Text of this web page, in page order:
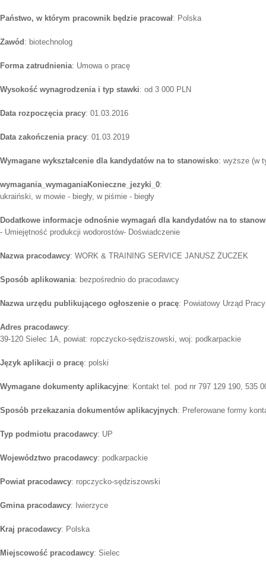
Państwo, w którym pracownik będzie pracował: Polska
Zawód : biotechnolog
Forma zatrudnienia: Umowa o pracę
Wysokość wynagrodzenia i typ stawki: od 3 000 PLN
Data rozpoczęcia pracy: 01.03.2016
Data zakończenia pracy: 01.03.2019
Wymagane wykształcenie dla kandydatów na to stanowisko: wyższe (w
wymagania_wymaganiaKonieczne_jezyki_0:
ukraiński, w mowie - biegły, w piśmie - biegły
Dodatkowe informacje odnośnie wymagań dla kandydatów na to
- Umiejętność produkcji wodorostów- Doświadczenie
Nazwa pracodawcy: WORK & TRAINING SERVICE JANUSZ ŻUCZEK
Sposób aplikowania: bezpośrednio do pracodawcy
Nazwa urzędu publikującego ogłoszenie o pracę: Powiatowy Urząd
Adres pracodawcy:
39-120 Sielec 1A, powiat: ropczycko-sędziszowski, woj: podkarpackie
Język aplikacji o pracę: polski
Wymagane dokumenty aplikacyjne: Kontakt tel. pod nr 797 129 190, 535
Sposób przekazania dokumentów aplikacyjnych: Preferowane formy
Typ podmiotu pracodawcy: UP
Województwo pracodawcy: podkarpackie
Powiat pracodawcy: ropczycko-sędziszowski
Gmina pracodawcy: Iwierzyce
Kraj pracodawcy: Polska
Miejscowość pracodawcy: Sielec